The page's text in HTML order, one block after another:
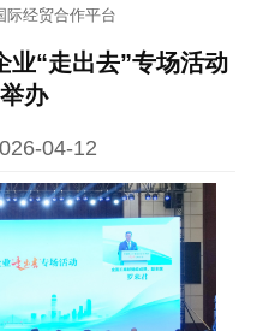
际经贸合作平台
业“走出去”专场活动
办
04-12